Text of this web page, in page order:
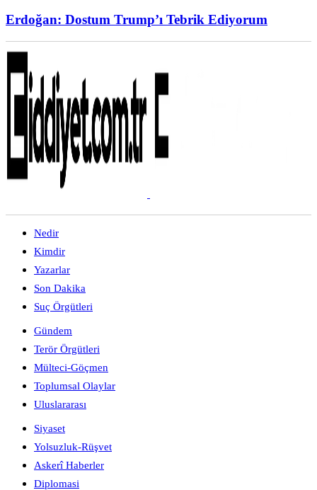
Erdoğan: Dostum Trump’ı Tebrik Ediyorum
Nedir
Kimdir
Yazarlar
Son Dakika
Suç Örgütleri
Gündem
Terör Örgütleri
Mülteci-Göçmen
Toplumsal Olaylar
Uluslararası
Siyaset
Yolsuzluk-Rüşvet
Askerî Haberler
Diplomasi